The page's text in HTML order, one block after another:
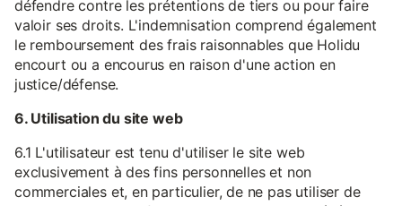
défendre contre les prétentions de tiers ou pour faire
valoir ses droits. L'indemnisation comprend également
le remboursement des frais raisonnables que Holidu
encourt ou a encourus en raison d'une action en
justice/défense.
6. Utilisation du site web
6.1 L'utilisateur est tenu d'utiliser le site web
exclusivement à des fins personnelles et non
commerciales et, en particulier, de ne pas utiliser de